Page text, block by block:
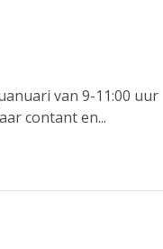
van 9-11:00 uur
contant en...